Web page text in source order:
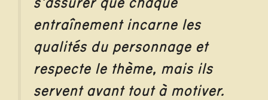
s’assurer que chaque
entraînement incarne les
qualités du personnage et
respecte le thème, mais ils
servent avant tout à motiver.